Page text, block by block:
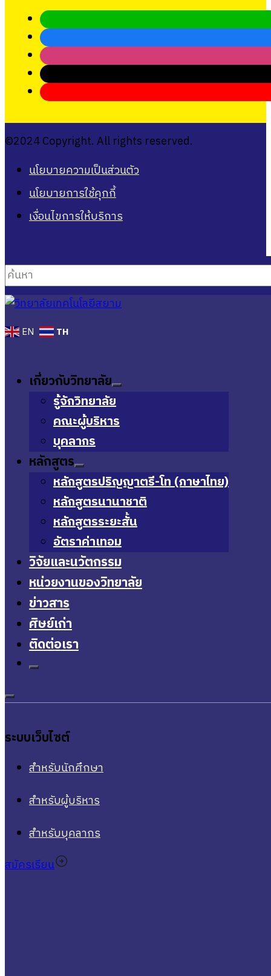
©2024 Copyright. All rights reserved.
นโยบายความเป็นส่วนตัว
นโยบายการใช้คุกกี้
เงื่อนไขการให้บริการ
ค้นหา
EN TH
เกี่ยวกับวิทยาลัย
รู้จักวิทยาลัย
คณะผู้บริหาร
บุคลากร
หลักสูตร
หลักสูตรปริญญาตรี-โท (ภาษาไทย)
หลักสูตรนานาชาติ
หลักสูตรระยะสั้น
อัตราค่าเทอม
วิจัยและนวัตกรรม
หน่วยงานของวิทยาลัย
ข่าวสาร
ศิษย์เก่า
ติดต่อเรา
ระบบเว็บไซต์
สำหรับนักศึกษา
สำหรับผู้บริหาร
สำหรับบุคลากร
สมัครเรียน